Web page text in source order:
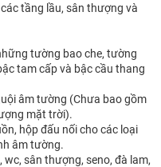
tầng lầu, sân thượng và
tường bao che, tường
tam cấp và bậc cầu thang
âm tường (Chưa bao gồm
mặt trời).
hộp đấu nối cho các loại
âm tường.
sân thượng, seno, đà lam,